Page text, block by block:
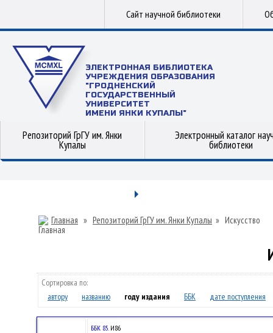
Сайт научной библиотеки
ЭЛЕКТРОННАЯ БИБЛИОТЕКА
УЧРЕЖДЕНИЯ ОБРАЗОВАНИЯ
"ГРОДНЕНСКИЙ
ГОСУДАРСТВЕННЫЙ
УНИВЕРСИТЕТ
ИМЕНИ ЯНКИ КУПАЛЫ"
Репозиторий ГрГУ им. Янки
Купалы
Электронный каталог
библиотеки
Главная » Репозиторий ГрГУ им. Янки Купалы » Искусство
Сортировка по:
автору
названию году издания ББК дате поступления
ББК 85.И86